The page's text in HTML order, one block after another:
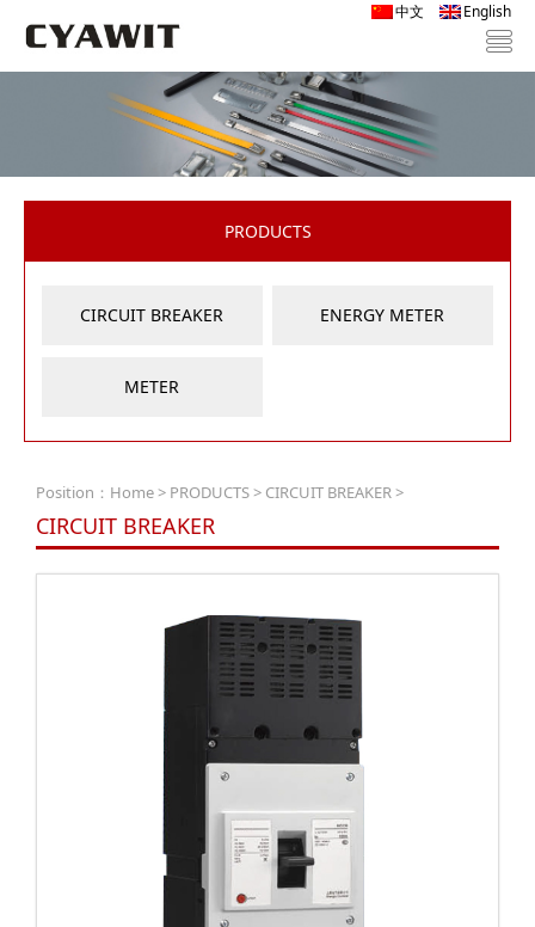
中文 English
PRODUCTS
CIRCUIT BREAKER ENERGY METER
METER
Position： Home> PRODUCTS> CIRCUIT BREAKER>
CIRCUIT BREAKER